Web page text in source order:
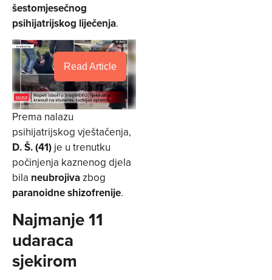
šestomjesečnog
psihijatrijskog liječenja.
Read Article
Prema nalazu
psihijatrijskog vještačenja,
D. Š. (41) je u trenutku
počinjenja kaznenog djela
bila neubrojivazbog
paranoidne shizofrenije.
Najmanje 11
udaraca
sjekirom